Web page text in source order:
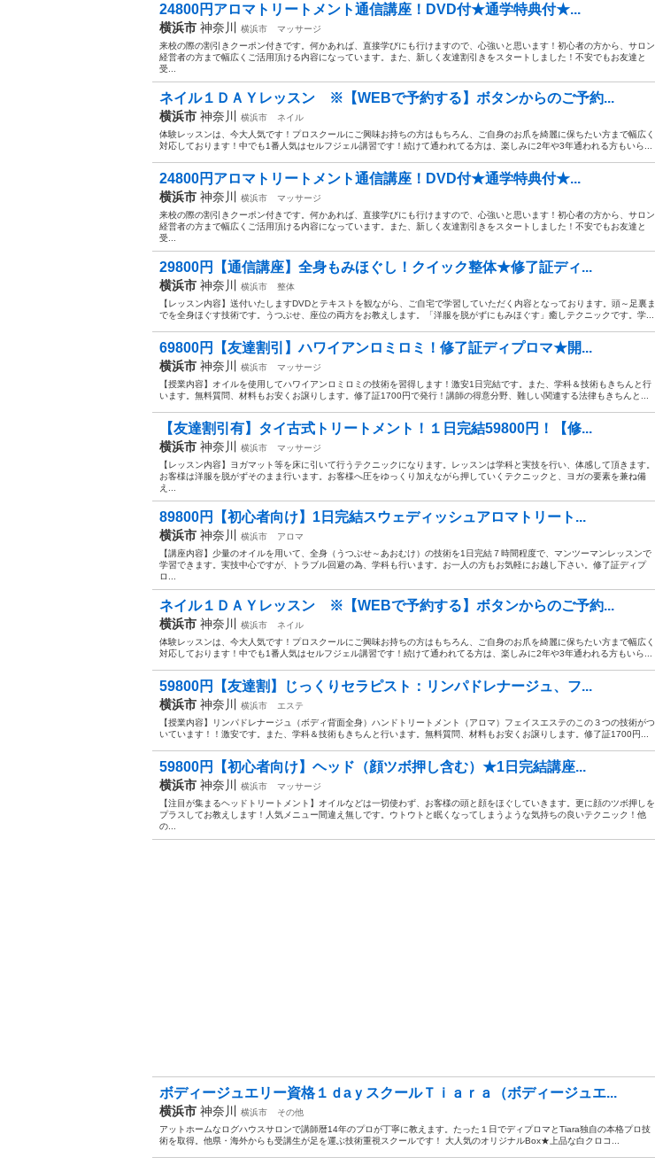
24800円アロマトリートメント通信講座！DVD付★通学特典付★...
横浜市 神奈川 横浜市
マッサージ
来校の際の割引きクーポン付きです。何かあれば、直接学びにも行けますので、心強いと思います！初心者の方から、サロン
経営者の方まで幅広くご活用頂ける内容になっています。また、新しく友達割引きをスタートしました！不安でもお友達と
受...
ネイル１ＤＡＹレッスン ※【WEBで予約する】ボタンからのご予約...
横浜市 神奈川 横浜市
ネイル
体験レッスンは、今大人気です！プロスクールにご興味お持ちの方はもちろん、ご自身のお爪を綺麗に保ちたい方まで幅広く
対応しております！中でも1番人気はセルフジェル講習です！続けて通われてる方は、楽しみに2年や3年通われる方もいら...
24800円アロマトリートメント通信講座！DVD付★通学特典付★...
横浜市 神奈川 横浜市
マッサージ
来校の際の割引きクーポン付きです。何かあれば、直接学びにも行けますので、心強いと思います！初心者の方から、サロン
経営者の方まで幅広くご活用頂ける内容になっています。また、新しく友達割引きをスタートしました！不安でもお友達と
受...
29800円【通信講座】全身もみほぐし！クイック整体★修了証ディ...
横浜市 神奈川 横浜市
整体
【レッスン内容】送付いたしますDVDとテキストを観ながら、ご自宅で学習していただく内容となっております。頭～足裏ま
でを全身ほぐす技術です。うつぶせ、座位の両方をお教えします。「洋服を脱がずにもみほぐす」癒しテクニックです。学...
69800円【友達割引】ハワイアンロミロミ！修了証ディプロマ★開...
横浜市 神奈川 横浜市
マッサージ
【授業内容】オイルを使用してハワイアンロミロミの技術を習得します！激安1日完結です。また、学科＆技術もきちんと行
います。無料質問、材料もお安くお譲りします。修了証1700円で発行！講師の得意分野、難しい関連する法律もきちんと...
【友達割引有】タイ古式トリートメント！１日完結59800円！【修...
横浜市 神奈川 横浜市
マッサージ
【レッスン内容】ヨガマット等を床に引いて行うテクニックになります。レッスンは学科と実技を行い、体感して頂きます。
お客様は洋服を脱がずそのまま行います。お客様へ圧をゆっくり加えながら押していくテクニックと、ヨガの要素を兼ね備
え...
89800円【初心者向け】1日完結スウェディッシュアロマトリート...
横浜市 神奈川 横浜市
アロマ
【講座内容】少量のオイルを用いて、全身（うつぶせ～あおむけ）の技術を1日完結７時間程度で、マンツーマンレッスンで
学習できます。実技中心ですが、トラブル回避の為、学科も行います。お一人の方もお気軽にお越し下さい。修了証ディプ
ロ...
ネイル１ＤＡＹレッスン ※【WEBで予約する】ボタンからのご予約...
横浜市 神奈川 横浜市
ネイル
体験レッスンは、今大人気です！プロスクールにご興味お持ちの方はもちろん、ご自身のお爪を綺麗に保ちたい方まで幅広く
対応しております！中でも1番人気はセルフジェル講習です！続けて通われてる方は、楽しみに2年や3年通われる方もいら...
59800円【友達割】じっくりセラピスト：リンパドレナージュ、フ...
横浜市 神奈川 横浜市
エステ
【授業内容】リンパドレナージュ（ボディ背面全身）ハンドトリートメント（アロマ）フェイスエステのこの３つの技術がつ
いています！！激安です。また、学科＆技術もきちんと行います。無料質問、材料もお安くお譲りします。修了証1700円...
59800円【初心者向け】ヘッド（顔ツボ押し含む）★1日完結講座...
横浜市 神奈川 横浜市
マッサージ
【注目が集まるヘッドトリートメント】オイルなどは一切使わず、お客様の頭と顔をほぐしていきます。更に顔のツボ押しを
プラスしてお教えします！人気メニュー間違え無しです。ウトウトと眠くなってしまうような気持ちの良いテクニック！他
の...
ボディージュエリー資格１ｄaｙスクールＴｉａｒａ（ボディージュエ...
横浜市 神奈川 横浜市
その他
アットホームなログハウスサロンで講師暦14年のプロが丁寧に教えます。たった１日でディプロマとTiara独自の本格プロ技
術を取得。他県・海外からも受講生が足を運ぶ技術重視スクールです！ 大人気のオリジナルBox★上品な白クロコ...